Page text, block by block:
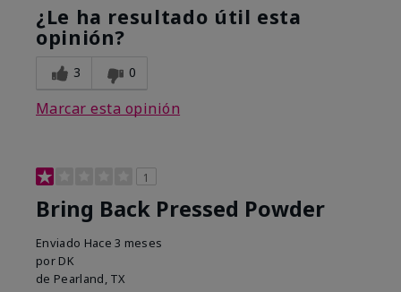
¿Le ha resultado útil esta
opinión?
3 0
Marcar esta opinión
1
Bring Back Pressed Powder
Enviado Hace 3 meses
por DK
de Pearland, TX